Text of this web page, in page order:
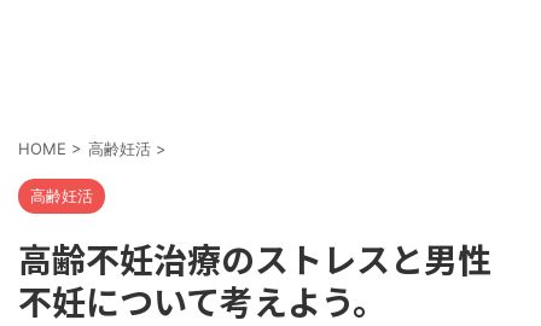
HOME > 高齢妊活 >
高齢妊活
高齢不妊治療のストレスと男性
不妊について考えよう。